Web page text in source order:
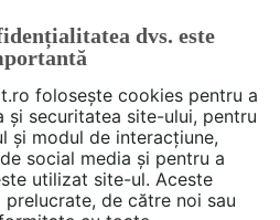
FĂ-ȚI CONT
filtre
dvs. este
folosește cookies pentru a
și securitatea site-ului, pentru
și modul de interacțiune,
social media și pentru a
utilizat site-ul. Aceste
de către noi sau